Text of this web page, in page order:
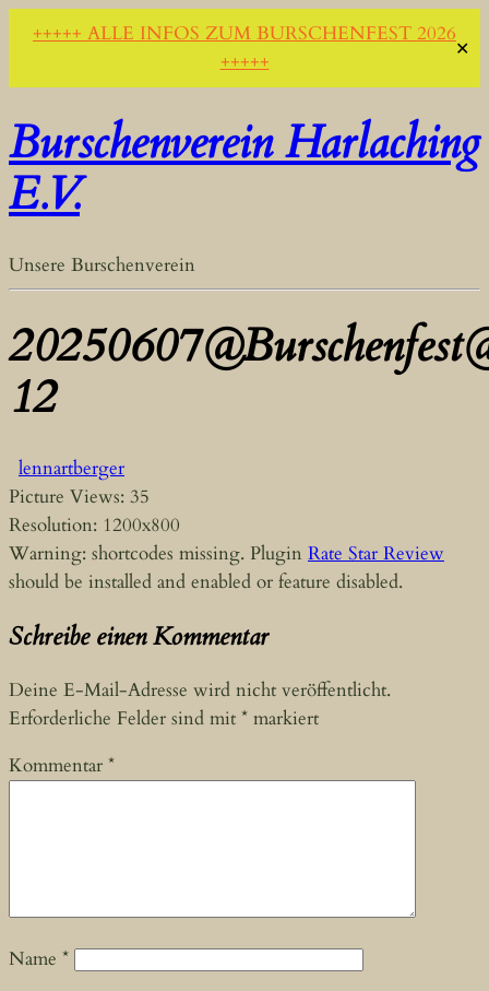
+++++ ALLE INFOS ZUM BURSCHENFEST 2026
+++++
✕
Burschenverein Harlaching
E.V.
Unsere Burschenverein
12
lennartberger
Picture Views: 35
Resolution: 1200x800
Warning: shortcodes missing. Plugin Rate Star Review
should be installed and enabled or feature disabled.
Schreibe einen Kommentar
Deine E-Mail-Adresse wird nicht veröffentlicht.
Erforderliche Felder sind mit * markiert
Kommentar *
Name *